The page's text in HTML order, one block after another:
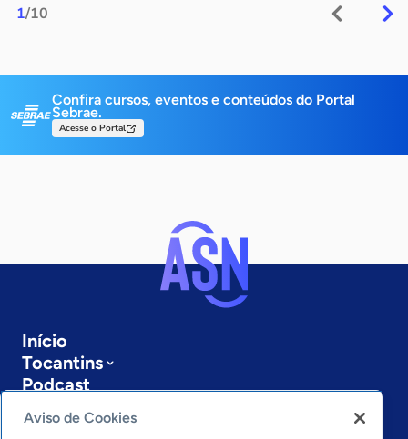
1/10
Confira cursos, eventos e conteúdos do Portal
Sebrae.
Acesse o Portal
Início
Tocantins
Podcast
Sobre a ASN
Últimas notícias
Aviso de Cookies